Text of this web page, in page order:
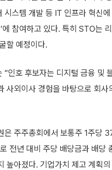
시스템 개발 등 IT 인프라 혁신
에 참여하고 있다. 특히 STO는
할 예정이다.
“인호 후보자는 디지털 금융 및
사외이사 경험을 바탕으로 회
은 주주총회에서 보통주 1주당
전년 대비 주당 배당금과 배당
높아졌다. 기업가치 제고 계획